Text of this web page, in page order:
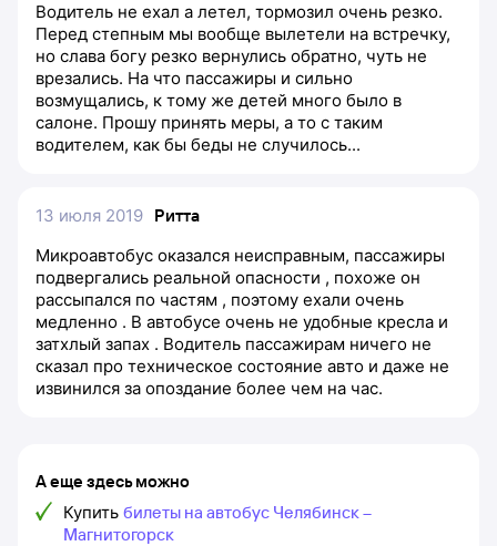
Водитель не ехал а летел, тормозил очень резко.
Перед степным мы вообще вылетели на встречку,
но слава богу резко вернулись обратно, чуть не
врезались. На что пассажиры и сильно
возмущались, к тому же детей много было в
салоне. Прошу принять меры, а то с таким
водителем, как бы беды не случилось...
13 июля 2019 Ритта
Микроавтобус оказался неисправным, пассажиры
подвергались реальной опасности , похоже он
рассыпался по частям , поэтому ехали очень
медленно . В автобусе очень не удобные кресла и
затхлый запах . Водитель пассажирам ничего не
сказал про техническое состояние авто и даже не
извинился за опоздание более чем на час.
А еще здесь можно
Купить билеты на автобус Челябинск –
Магнитогорск